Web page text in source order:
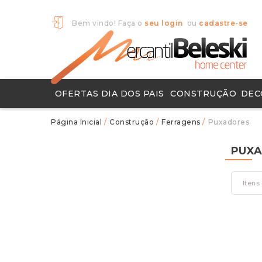
Bem vindo! Faça o seu login ou cadastre-se
OFERTAS DIA DOS PAIS CONSTRUÇÃO
/ Construção / Ferragens / Puxadores
Itens